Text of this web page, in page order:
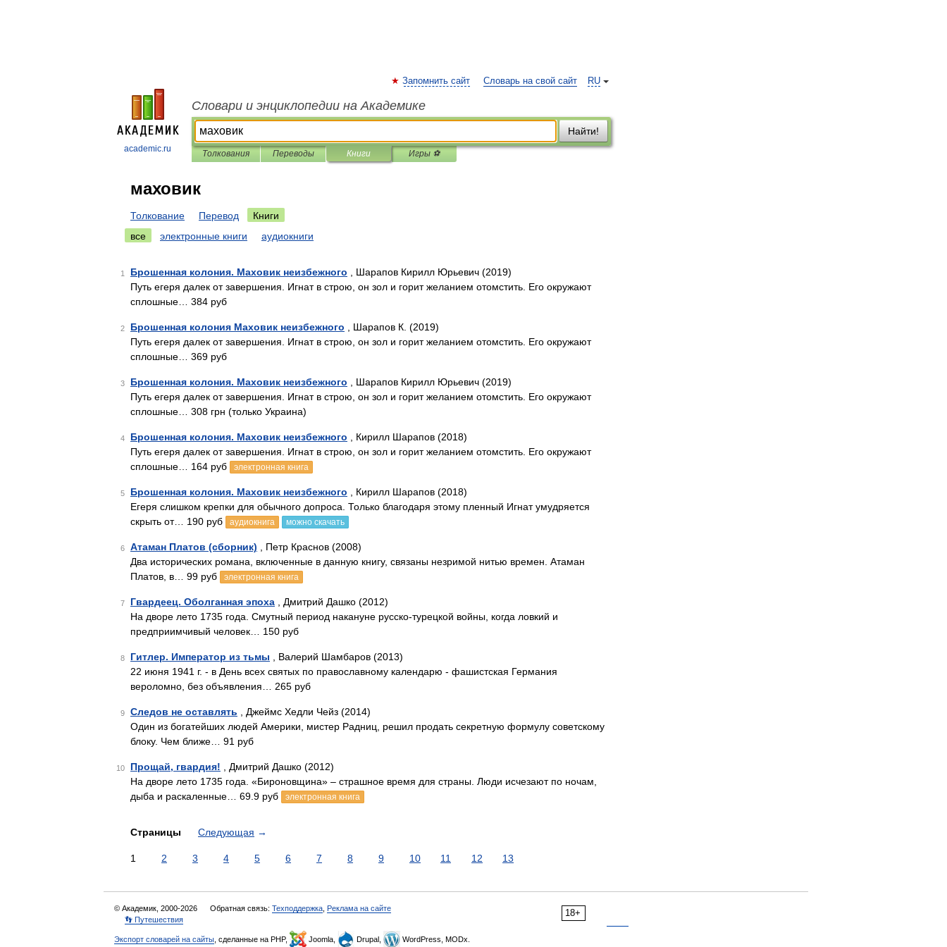
academic.ru
RU
Запомнить сайт Словарь на свой сайт
Словари и энциклопедии на Академике
Найти!
Толкования Переводы Книги Игры ⚽
маховик
Толкование Перевод
Книги
все
электронные книги аудиокниги
1 Брошенная колония. Маховик неизбежного , Шарапов Кирилл Юрьевич (2019)
Путь егеря далек от завершения. Игнат в строю, он зол и горит желанием отомстить. Его окружают
сплошные… 384 руб
2 Брошенная колония Маховик неизбежного , Шарапов К. (2019)
Путь егеря далек от завершения. Игнат в строю, он зол и горит желанием отомстить. Его окружают
сплошные… 369 руб
3 Брошенная колония. Маховик неизбежного , Шарапов Кирилл Юрьевич (2019)
Путь егеря далек от завершения. Игнат в строю, он зол и горит желанием отомстить. Его окружают
сплошные… 308 грн (только Украина)
4 Брошенная колония. Маховик неизбежного , Кирилл Шарапов (2018)
Путь егеря далек от завершения. Игнат в строю, он зол и горит желанием отомстить. Его окружают
сплошные… 164 руб
электронная книга
5 Брошенная колония. Маховик неизбежного , Кирилл Шарапов (2018)
Егеря слишком крепки для обычного допроса. Только благодаря этому пленный Игнат умудряется
скрыть от… 190 руб
аудиокнига можно скачать
6 Атаман Платов (сборник) , Петр Краснов (2008)
Два исторических романа, включенные в данную книгу, связаны незримой нитью времен. Атаман
Платов, в… 99 руб
электронная книга
7 Гвардеец. Оболганная эпоха , Дмитрий Дашко (2012)
На дворе лето 1735 года. Смутный период накануне русско-турецкой войны, когда ловкий и
предприимчивый человек… 150 руб
8 Гитлер. Император из тьмы , Валерий Шамбаров (2013)
22 июня 1941 г. - в День всех святых по православному календарю - фашистская Германия
вероломно, без объявления… 265 руб
9 Следов не оставлять , Джеймс Хедли Чейз (2014)
Один из богатейших людей Америки, мистер Радниц, решил продать секретную формулу советскому
блоку. Чем ближе… 91 руб
10 Прощай, гвардия! , Дмитрий Дашко (2012)
На дворе лето 1735 года. «Бироновщина» – страшное время для страны. Люди исчезают по ночам,
дыба и раскаленные… 69.9 руб
электронная книга
Страницы Следующая →
1 2 3 4 5 6 7 8 9 10 11 12 13
18+
© Академик, 2000-2026 Обратная связь: Техподдержка Реклама на сайте
👣 Путешествия
Экспорт словарей на сайты , сделанные на PHP, Joomla, Drupal, WordPress, MODx.